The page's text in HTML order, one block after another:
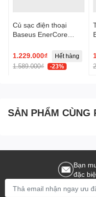
Củ sạc điện thoại
Baseus EnerCore
with Dual Retractable
Cables 3C 67W US -
Đen, Model:
1.229.000₫
1.589.000₫ -23%
Hết hàng
SẢN PHẨM CÙNG
Bạn
đặc